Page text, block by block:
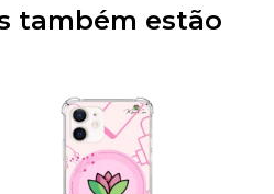
também estão